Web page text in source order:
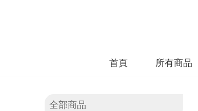
首頁 所有商品
全部商品